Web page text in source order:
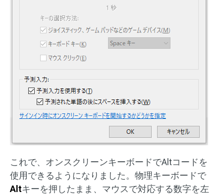
これで、オンスクリーンキーボードでAltコードを
使用できるようになりました。物理キーボードで
Altキーを押したまま、マウスで対応する数字を左